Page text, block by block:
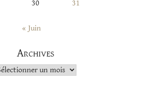
30 31
« Juin
Archives